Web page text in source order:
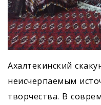
Ахалтекинский
неисчерпаемым
творчества. В